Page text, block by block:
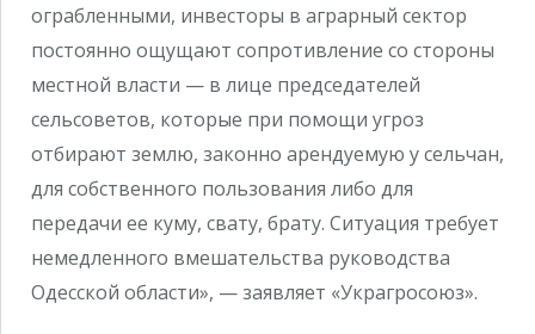
ограбленными, инвесторы в аграрный сектор
постоянно ощущают сопротивление со стороны
местной власти — в лице председателей
сельсоветов, которые при помощи угроз
отбирают землю, законно арендуемую у сельчан,
для собственного пользования либо для
передачи ее куму, свату, брату. Ситуация требует
немедленного вмешательства руководства
Одесской области», — заявляет «Украгросоюз».